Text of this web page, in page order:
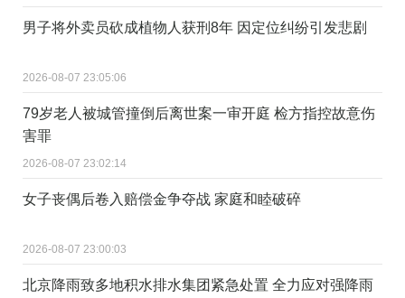
男子将外卖员砍成植物人获刑8年 因定位纠纷引发悲剧
2026-08-07 23:05:06
79岁老人被城管撞倒后离世案一审开庭 检方指控故意伤
害罪
2026-08-07 23:02:14
女子丧偶后卷入赔偿金争夺战 家庭和睦破碎
2026-08-07 23:00:03
北京降雨致多地积水排水集团紧急处置 全力应对强降雨